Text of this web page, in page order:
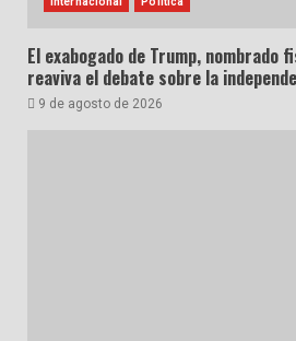
El exabogado de Trump, nombrado
reaviva el debate sobre la
9 de agosto de 2026